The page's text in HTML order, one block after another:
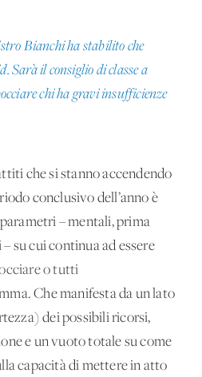
Bianchi ha stabilito che
Sarà il consiglio di classe a
chi ha gravi insufficienze
che si stanno accendendo
conclusivo dell’anno è
– mentali, prima
su cui continua ad essere
o tutti
Che manifesta da un lato
dei possibili ricorsi,
e un vuoto totale su come
capacità di mettere in atto